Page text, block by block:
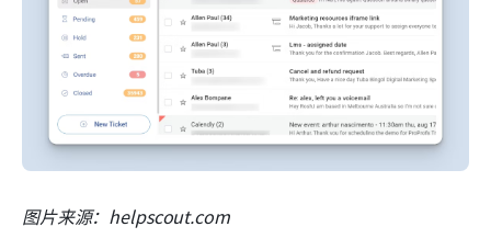
图片来源：helpscout.com